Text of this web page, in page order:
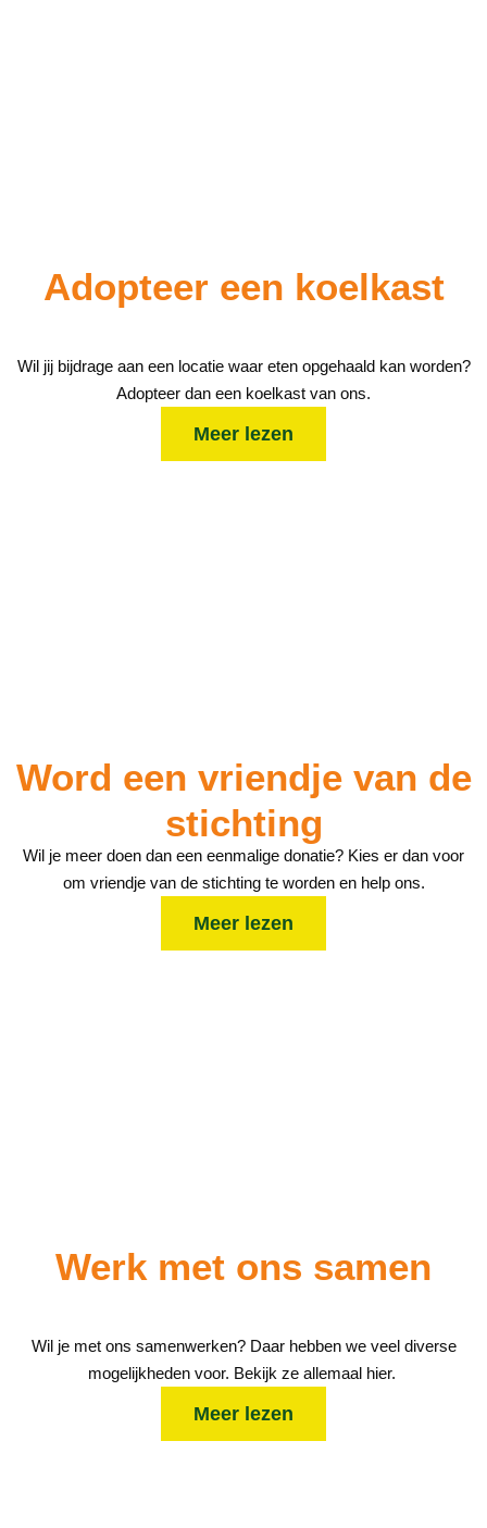
Adopteer een koelkast
Wil jij bijdrage aan een locatie waar eten opgehaald kan worden?
Adopteer dan een koelkast van ons.
Meer lezen
Word een vriendje van de
stichting
Wil je meer doen dan een eenmalige donatie? Kies er dan voor
om vriendje van de stichting te worden en help ons.
Meer lezen
Werk met ons samen
Wil je met ons samenwerken? Daar hebben we veel diverse
mogelijkheden voor. Bekijk ze allemaal hier.
Meer lezen